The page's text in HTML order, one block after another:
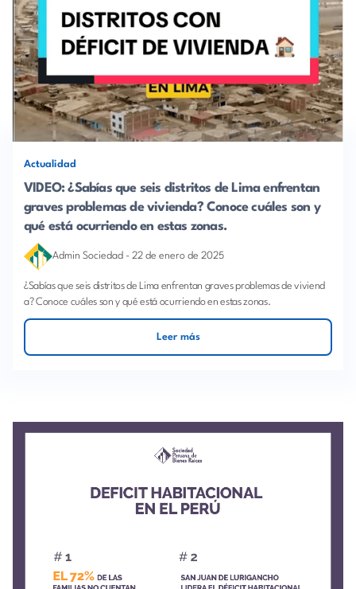
Actualidad
VIDEO: ¿Sabías que seis distritos de Lima enfrentan
graves problemas de vivienda? Conoce cuáles son y
qué está ocurriendo en estas zonas.
Admin Sociedad - 22 de enero de 2025
¿Sabías que seis distritos de Lima enfrentan graves problemas de viviend
a? Conoce cuáles son y qué está ocurriendo en estas zonas.
Leer más